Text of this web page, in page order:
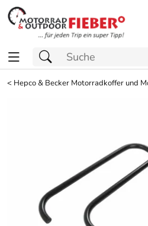
< Hepco & Becker Motorradkoffer und